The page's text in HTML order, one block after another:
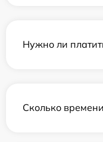
Нужно ли
Сколько